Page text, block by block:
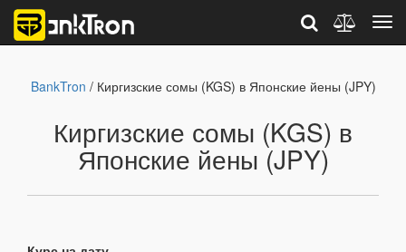
BankTron / Киргизские сомы (KGS) в Японские йены (JPY)
Киргизские сомы (KGS) в
Японские йены (JPY)